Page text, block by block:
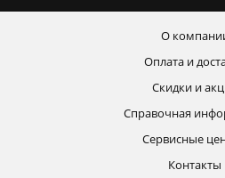
О
Оплата и
Скидки и
Справочная
Сервисные
Контакты